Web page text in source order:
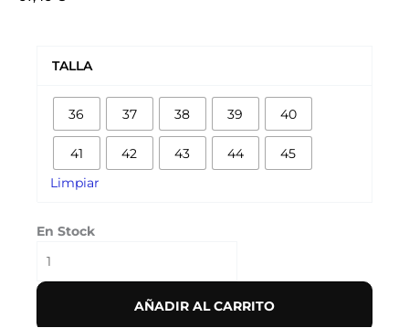
TALLA
36 37 38 39 40
41 42 43 44 45
Limpiar
En Stock
CORE
'WHITE
GREY'
cantidad
AÑADIR AL CARRITO